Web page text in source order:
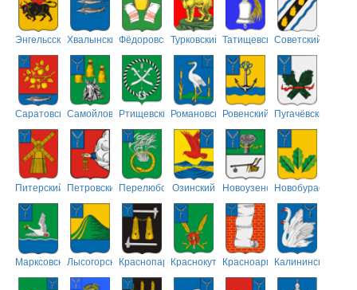
ЭнгельсскийХвалынскийФёдоровскийТурковский ТатищевскийСоветский
СаратовскийСамойловскийРтищевскийРомановскийРовенский Пугачёвский
Питерский ПетровскийПерелюбскийОзинский НовоузенскийНовобурасский
МарксовскийЛысогорскийКраснопартизанский
КраснокутскийКрасноармейский
Калининский